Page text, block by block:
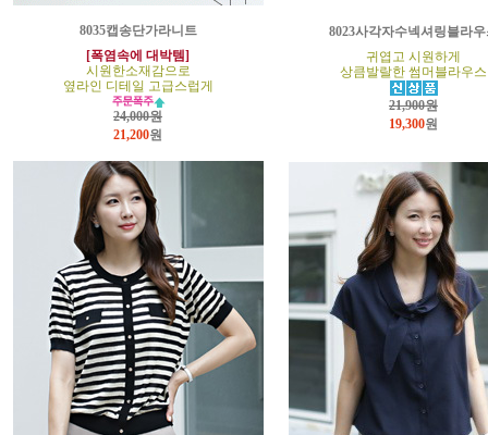
8035캡송단가라니트
[폭염속에 대박템]
시원한소재감으로
옆라인 디테일 고급스럽게
24,000원
21,200원
8023사각자수넥셔링블라우
귀엽고 시원하게
상큼발랄한 썸머블라우스
21,900원
19,300원